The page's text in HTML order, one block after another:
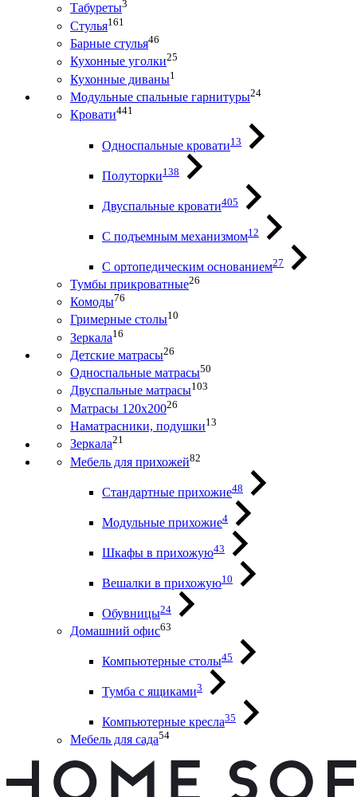
Табуреты3
Стулья161
Барные стулья46
Кухонные уголки25
Кухонные диваны1
Модульные спальные гарнитуры24
Кровати441
Односпальные кровати13
Полуторки138
Двуспальные кровати405
С подъемным механизмом12
С ортопедическим основанием27
Тумбы прикроватные26
Комоды76
Гримерные столы10
Зеркала16
Детские матрасы26
Односпальные матрасы50
Двуспальные матрасы103
Матрасы 120х20026
Наматрасники, подушки13
Зеркала21
Мебель для прихожей82
Стандартные прихожие48
Модульные прихожие4
Шкафы в прихожую43
Вешалки в прихожую10
Обувницы24
Домашний офис63
Компьютерные столы45
Тумба с ящиками3
Компьютерные кресла35
Мебель для сада54